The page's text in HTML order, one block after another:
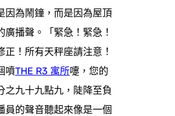
因為鬧鐘，而是因為屋頂
播聲。「緊急！緊急！
！所有天秤座請注意！
噴THE R3 寓所嚏，您的
之九十九點九，陡降至負
員的聲音聽起來像是一個